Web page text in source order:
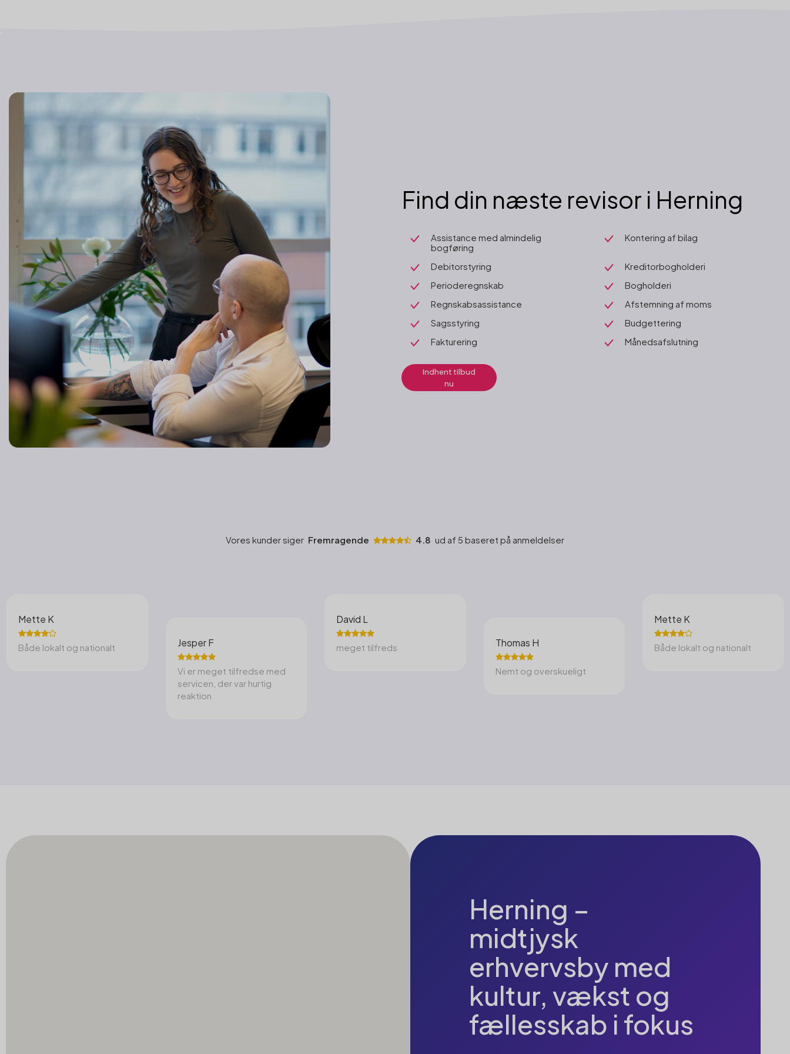
Find din næste revisor i Herning
Assistance med almindelig
bogføring
Kontering af bilag
Debitorstyring
Kreditorbogholderi
Perioderegnskab
Bogholderi
Regnskabsassistance
Afstemning af moms
Sagsstyring
Budgettering
Fakturering
Månedsafslutning​
Indhent tilbud
nu
Vores kunder siger Fremragende 4.8 ud af 5 baseret på anmeldelser
Mette K
Både lokalt og nationalt Jesper F
Vi er meget tilfredse med
servicen, der var hurtig
reaktion
David L
meget tilfreds Thomas H
Nemt og overskueligt
Mette K
Både lokalt og nationalt
Herning –
midtjysk
erhvervsby med
kultur, vækst og
fællesskab i fokus